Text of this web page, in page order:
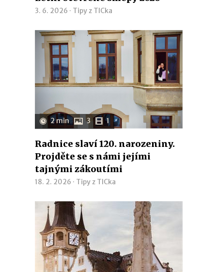
3. 6. 2026 · Tipy z TICka
2 min 3 1
Radnice slaví 120. narozeniny.
Projděte se s námi jejími
tajnými zákoutími
18. 2. 2026 · Tipy z TICka